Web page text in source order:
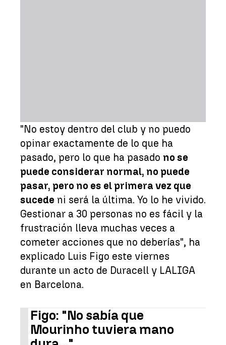
"No estoy dentro del club y no puedo
opinar exactamente de lo que ha
pasado, pero lo que ha pasado no se
puede considerar normal, no puede
pasar, pero no es el primera vez que
sucede ni será la última. Yo lo he vivido.
Gestionar a 30 personas no es fácil y la
frustración lleva muchas veces a
cometer acciones que no deberías", ha
explicado Luis Figo este viernes
durante un acto de Duracell y LALIGA
en Barcelona.
Figo: "No sabía que
Mourinho tuviera mano